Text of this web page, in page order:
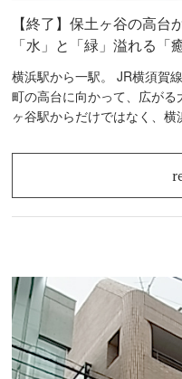
【終了】保土ヶ谷の高台
「水」と「緑」溢れる「
横浜駅から一駅。 JR横須賀
町の高台に向かって、広がる大型分